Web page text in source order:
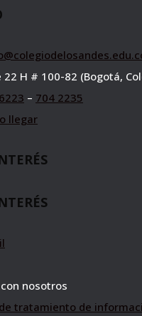
22 H # 100-82 (Bogotá,
– 704 2235
llegar
nosotros
tratamiento de